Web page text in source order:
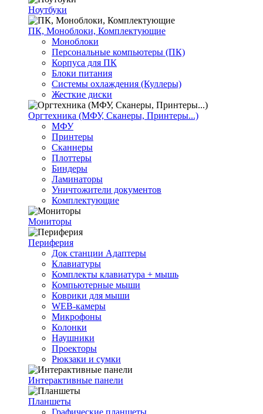
Ноутбуки
ПК, Моноблоки, Комплектующие
Моноблоки
Персональные компьютеры (ПК)
Корпуса для ПК
Блоки питания
Системы охлаждения (Куллеры)
Жесткие диски
Оргтехника (МФУ, Сканеры, Принтеры...)
МФУ
Принтеры
Сканнеры
Плоттеры
Биндеры
Ламинаторы
Уничтожители документов
Комплектующие
Мониторы
Периферия
Док станции Адаптеры
Клавиатуры
Комплекты клавиатура + мышь
Компьютерные мыши
Коврики для мыши
WEB-камеры
Микрофоны
Колонки
Наушники
Проекторы
Рюкзаки и сумки
Интерактивные панели
Планшеты
Графические планшеты